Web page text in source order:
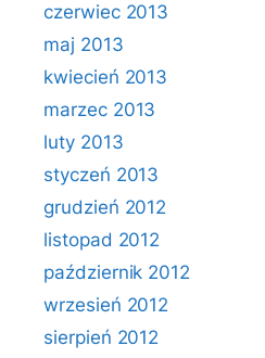
czerwiec 2013
maj 2013
kwiecień 2013
marzec 2013
luty 2013
styczeń 2013
grudzień 2012
listopad 2012
październik 2012
wrzesień 2012
sierpień 2012